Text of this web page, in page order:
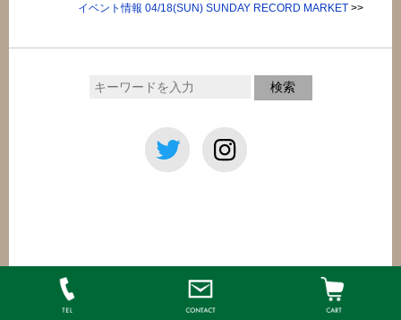
イベント情報 04/18(SUN) SUNDAY RECORD MARKET>>